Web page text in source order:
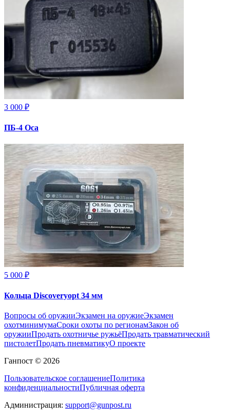
3 000 ₽
ПБ-4 Оса
5 000 ₽
Кольца Discoveryopt 34 мм
Вопросы об оружииЭкзамен на оружиеЭкзамен
охотминимумаСроки охоты по регионамЗакон об
оружииПродать охотничье ружьёПродать травматический
пистолетПродать пневматикуО проекте
Ганпост © 2026
Пользовательское соглашениеПолитика
конфиденциальностиПубличная оферта
Администрация: support@gunpost.ru